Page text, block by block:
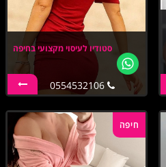
סטודיו לעיסוי מקצועי בחיפה
0554532106
חיפה